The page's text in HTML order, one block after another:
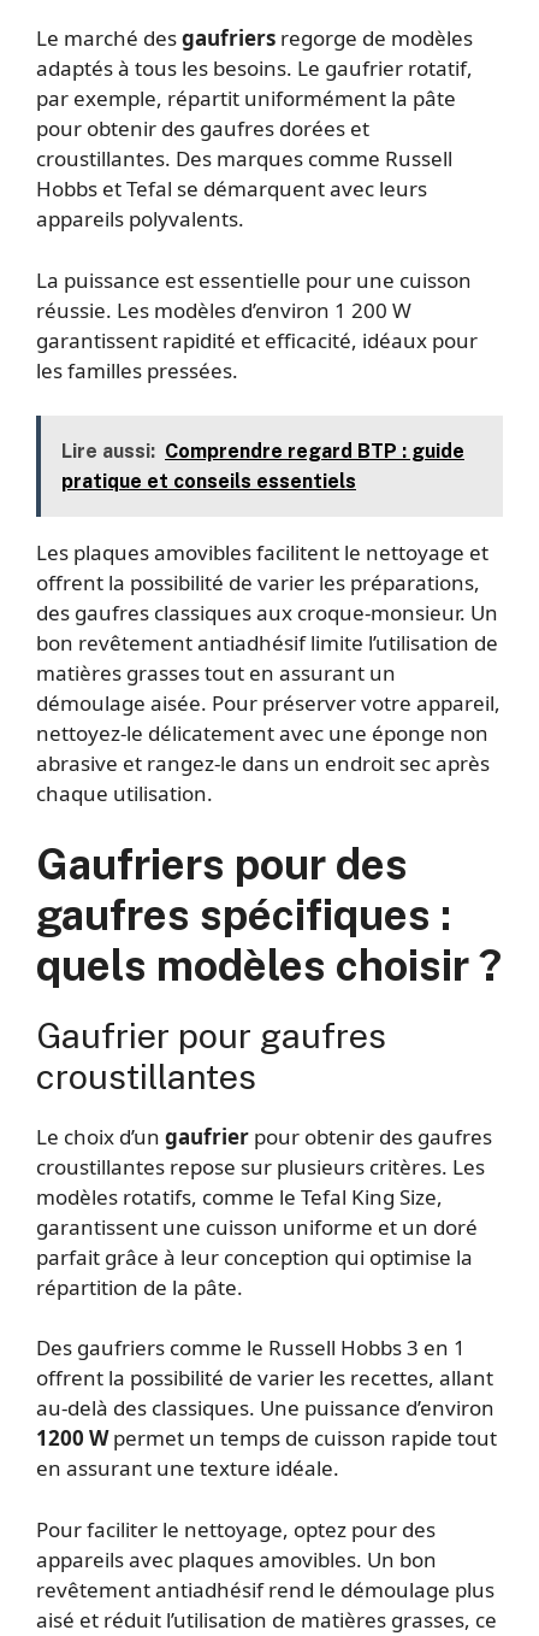
Le marché desgaufriers regorge de modèles
adaptés à tous les besoins. Le gaufrier rotatif,
par exemple, répartit uniformément la pâte
pour obtenir des gaufres dorées et
croustillantes. Des marques comme Russell
Hobbs et Tefal se démarquent avec leurs
appareils polyvalents.
La puissance est essentielle pour une cuisson
réussie. Les modèles d’environ 1 200 W
garantissent rapidité et efficacité, idéaux pour
les familles pressées.
Lire aussi: Comprendre regard BTP : guide
pratique et conseils essentiels
Les plaques amovibles facilitent le nettoyage et
offrent la possibilité de varier les préparations,
des gaufres classiques aux croque-monsieur. Un
bon revêtement antiadhésif limite l’utilisation de
matières grasses tout en assurant un
démoulage aisée. Pour préserver votre appareil,
nettoyez-le délicatement avec une éponge non
abrasive et rangez-le dans un endroit sec après
chaque utilisation.
Gaufriers pour des
gaufres spécifiques :
quels modèles choisir ?
Gaufrier pour gaufres
croustillantes
Le choix d’un gaufrier pour obtenir des gaufres
croustillantes repose sur plusieurs critères. Les
modèles rotatifs, comme le Tefal King Size,
garantissent une cuisson uniforme et un doré
parfait grâce à leur conception qui optimise la
répartition de la pâte.
Des gaufriers comme le Russell Hobbs 3 en 1
offrent la possibilité de varier les recettes, allant
au-delà des classiques. Une puissance d’environ
1200 Wpermet un temps de cuisson rapide tout
en assurant une texture idéale.
Pour faciliter le nettoyage, optez pour des
appareils avec plaques amovibles. Un bon
revêtement antiadhésif rend le démoulage plus
aisé et réduit l’utilisation de matières grasses, ce